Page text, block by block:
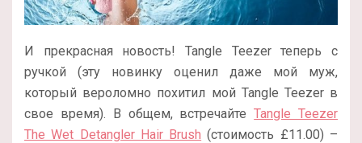
И прекрасная новость! Tangle Teezer теперь с
ручкой (эту новинку оценил даже мой муж,
который вероломно похитил мой Tangle Teezer в
свое время). В общем, встречайтеTangle Teezer
The Wet Detangler Hair Brush (стоимость £11.00) –